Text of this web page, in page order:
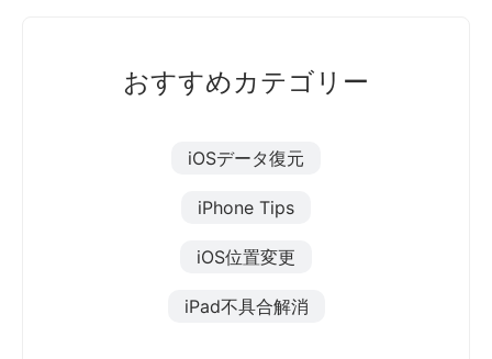
おすすめカテゴリー
iOSデータ復元
iPhone Tips
iOS位置変更
iPad不具合解消